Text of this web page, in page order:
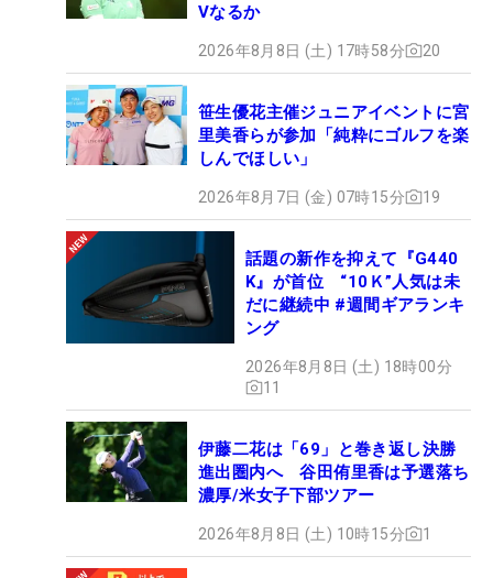
Vなるか
2026年8月8日 (土) 17時58分 20
笹生優花主催ジュニアイベントに宮
里美香らが参加「純粋にゴルフを楽
しんでほしい」
2026年8月7日 (金) 07時15分 19
話題の新作を抑えて『G440
K』が首位 “10Ｋ”人気は未
だに継続中 #週間ギアランキ
ング
2026年8月8日 (土) 18時00分
11
伊藤二花は「69」と巻き返し決勝
進出圏内へ 谷田侑里香は予選落ち
濃厚/米女子下部ツアー
2026年8月8日 (土) 10時15分 1